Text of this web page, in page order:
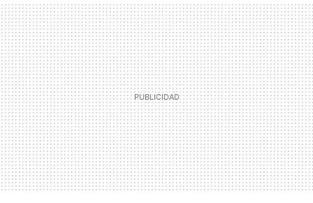
MAIL